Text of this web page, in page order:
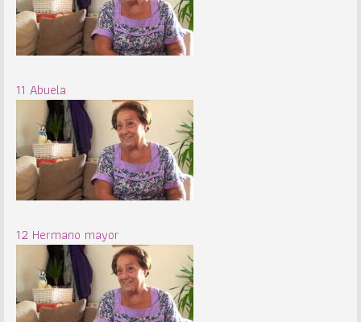
11 Abuela
12 Hermano mayor